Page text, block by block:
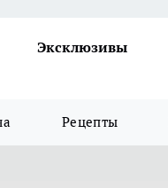
Эксклюзивы
Рецепты